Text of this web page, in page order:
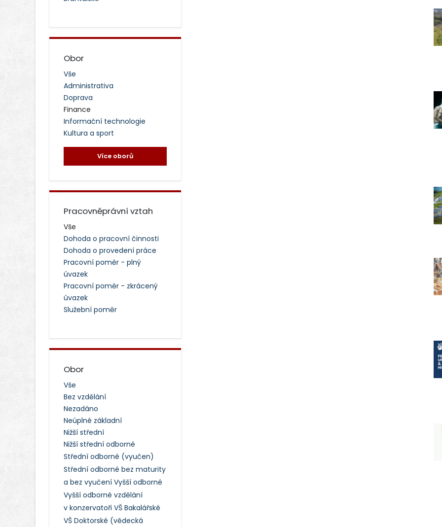
Obor
Vše
Administrativa
Doprava
Finance
Informační technologie
Kultura a sport
Více oborů
Pracovněprávní vztah
Vše
Dohoda o pracovní činnosti
Dohoda o provedení práce
Pracovní poměr - plný
úvazek
Pracovní poměr - zkrácený
úvazek
Služební poměr
Obor
Vše
Bez vzdělání
Nezadáno
Neúplné základní
Nižší střední
Nižší střední odborné
Střední odborné (vyučen)
Střední odborné bez maturity
a bez vyučení Vyšší odborné
Vyšší odborné vzdělání
v konzervatoři VŠ Bakalářské
VŠ Doktorské (vědecká